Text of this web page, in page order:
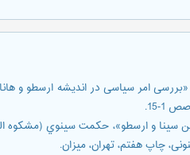
سیدجواد و علی تدین¬راد (1390) «بررسی امر سیاسی